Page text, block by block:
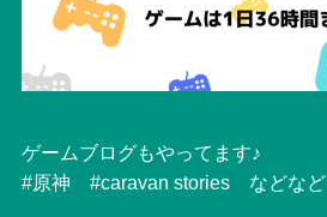
ゲームブログもやってます♪
#原神 #caravan stories などなど